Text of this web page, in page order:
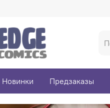
Новинки Предзаказы